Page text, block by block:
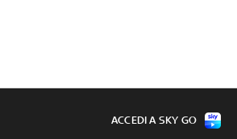
ACCEDI A SKY GO